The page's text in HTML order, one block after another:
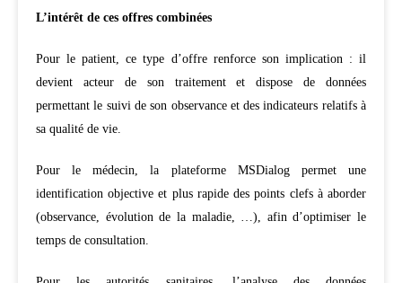
L’intérêt de ces offres combinées
Pour le patient, ce type d’offre renforce son implication : il
devient acteur de son traitement et dispose de données
permettant le suivi de son observance et des indicateurs relatifs à
sa qualité de vie.
Pour le médecin, la plateforme MSDialog permet une
identification objective et plus rapide des points clefs à aborder
(observance, évolution de la maladie, …), afin d’optimiser le
temps de consultation.